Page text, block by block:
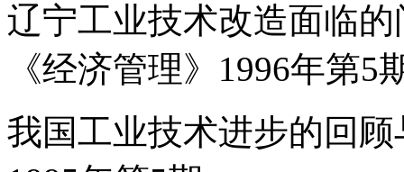
辽宁工业技术改造面临
《经济管理》1996年第5
我国工业技术进步的回